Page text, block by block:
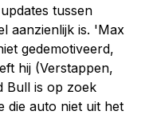
tussen
aanzienlijk is. 'Max
gedemotiveerd,
hij (Verstappen,
Bull is op zoek
die auto niet uit het